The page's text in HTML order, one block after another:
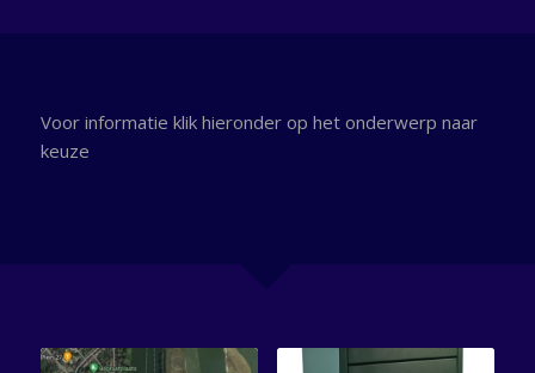
Voor informatie klik hieronder op het onderwerp naar
keuze